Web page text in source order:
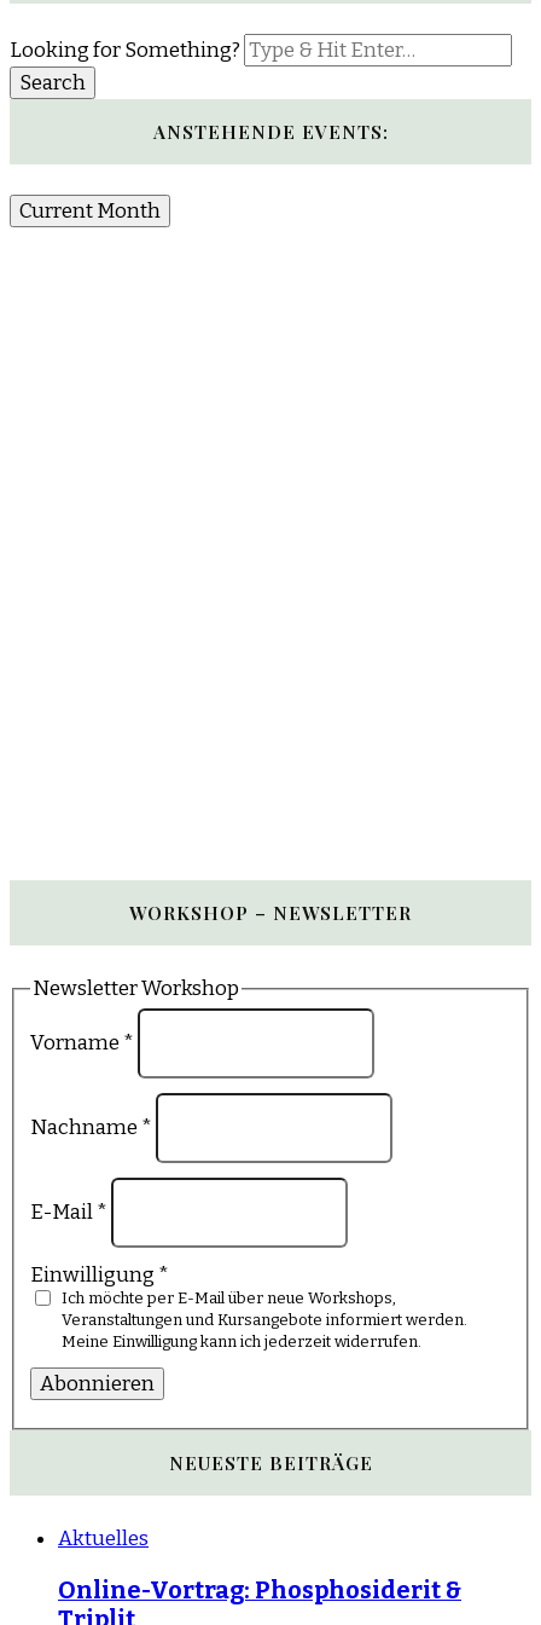
Looking for Something?
ANSTEHENDE EVENTS:
Current Month
WORKSHOP – NEWSLETTER
Newsletter Workshop
Vorname *
Nachname *
E-Mail*
Einwilligung *
Ich möchte per E-Mail über neue Workshops,
Veranstaltungen und Kursangebote informiert werden.
Meine Einwilligung kann ich jederzeit widerrufen.
Abonnieren
NEUESTE BEITRÄGE
Aktuelles
Online-Vortrag: Phosphosiderit &
Triplit